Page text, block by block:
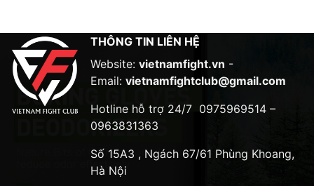
THÔNG TIN LIÊN HỆ
Website: vietnamfight.vn -
Email: vietnamfightclub@gmail.com
Hotline hỗ trợ 24/7 0975969514 –
0963831363
Số 15A3 , Ngách 67/61 Phùng Khoang,
Hà Nội